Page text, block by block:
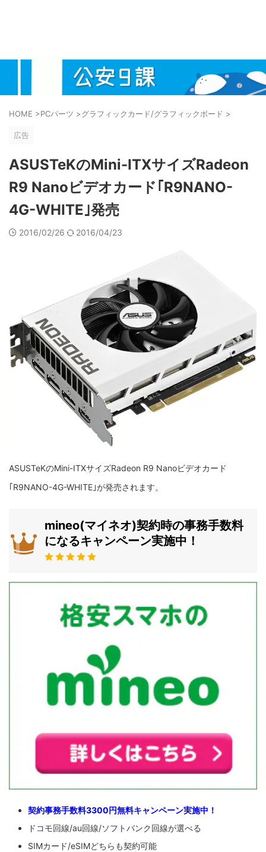
HOME >PCパーツ >グラフィックカード/グラフィックボード >
広告
ASUSTeKのMini-ITXサイズRadeon
R9 Nanoビデオカード｢R9NANO-
4G-WHITE｣発売
2016/02/26 2016/04/23
ASUSTeKのMini-ITXサイズRadeon R9 Nanoビデオカード
｢R9NANO-4G-WHITE｣が発売されます。
mineo(マイネオ)契約時の事務手数料
になるキャンペーン実施中！
契約事務手数料3300円無料キャンペーン実施中！
ドコモ回線/au回線/ソフトバンク回線が選べる
SIMカード/eSIMどちらも契約可能